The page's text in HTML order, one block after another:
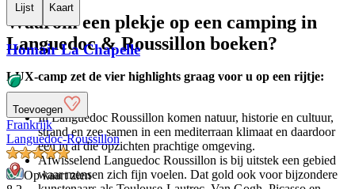
Waarom een plekje op een camping in
Languedoc & Roussillon boeken?
LUX-camp zet de vier highlights graag voor u op een rijtje:
In Languedoc Roussillon komen natuur, historie en cultuur,
strand en zee samen in een mediterraan klimaat en daardoor
een in al die opzichten prachtige omgeving.
Afwisselend Languedoc Roussillon is bij uitstek een gebied
waar mensen zich fijn voelen. Dat gold ook voor bijzondere
Lijst Kaart
Homair La Chapelle
Toevoegen
Frankrijk
Languedoc-Roussillon
Op kaart zien